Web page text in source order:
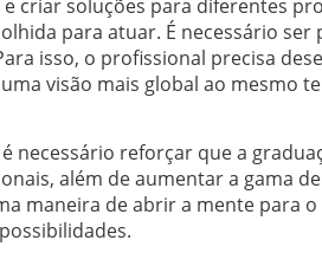
criar soluções para diferentes
para atuar. É necessário
isso, o profissional precisa
visão mais global ao mesmo
necessário reforçar que a
além de aumentar a gama
maneira de abrir a mente para